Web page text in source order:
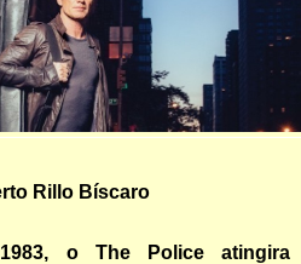
Rillo Bíscaro
o The Police